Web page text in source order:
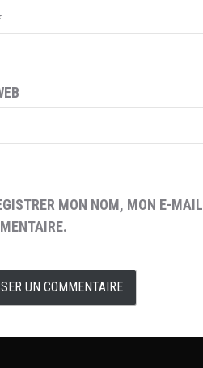
MON NOM, MON E-